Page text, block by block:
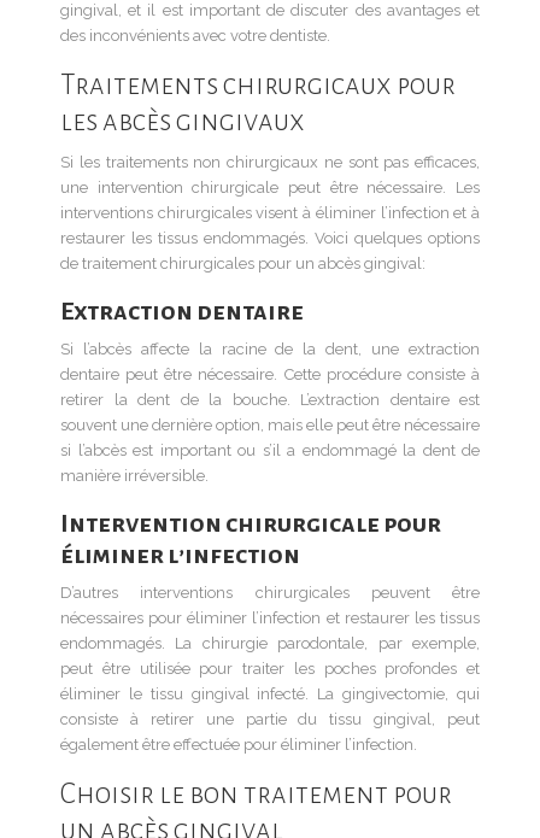
gingival, et il est important de discuter des avantages et
des inconvénients avec votre dentiste.
Traitements chirurgicaux pour
les abcès gingivaux
Si les traitements non chirurgicaux ne sont pas efficaces,
une intervention chirurgicale peut être nécessaire. Les
interventions chirurgicales visent à éliminer l’infection et à
restaurer les tissus endommagés. Voici quelques options
de traitement chirurgicales pour un abcès gingival:
Extraction dentaire
Si l’abcès affecte la racine de la dent, une extraction
dentaire peut être nécessaire. Cette procédure consiste à
retirer la dent de la bouche. L’extraction dentaire est
souvent une dernière option, mais elle peut être nécessaire
si l’abcès est important ou s’il a endommagé la dent de
manière irréversible.
Intervention chirurgicale pour
éliminer l’infection
D’autres interventions chirurgicales peuvent être
nécessaires pour éliminer l’infection et restaurer les tissus
endommagés. La chirurgie parodontale, par exemple,
peut être utilisée pour traiter les poches profondes et
éliminer le tissu gingival infecté. La gingivectomie, qui
consiste à retirer une partie du tissu gingival, peut
également être effectuée pour éliminer l’infection.
Choisir le bon traitement pour
un abcès gingival